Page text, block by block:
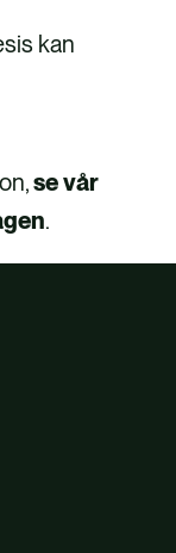
kan
se vår
.